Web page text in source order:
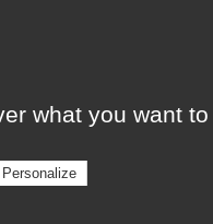
what you want
Personalize